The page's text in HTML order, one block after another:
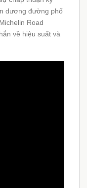
dương đường phố
Road
về hiệu suất và